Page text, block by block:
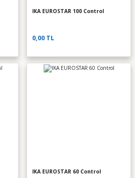
IKA EUROSTAR 100 Control
0,00 TL
IKA EUROSTAR 60 Control